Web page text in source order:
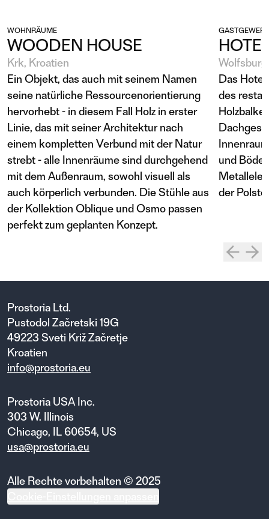
WOHNRÄUME
WOODEN HOUSE
Krk, Kroatien
Ein Objekt, das auch mit seinem Namen
seine natürliche Ressourcenorientierung
hervorhebt - in diesem Fall Holz in erster
Linie, das mit seiner Architektur nach
einem kompletten Verbund mit der Natur
strebt - alle Innenräume sind durchgehend
mit dem Außenraum, sowohl visuell als
auch körperlich verbunden. Die Stühle aus
der Kollektion Oblique und Osmo passen
perfekt zum geplanten Konzept.
Das
des
und
der
Prostoria Ltd.
Pustodol Začretski 19G
49223 Sveti Križ Začretje
Kroatien
info@prostoria.eu
Prostoria USA Inc.
303 W. Illinois
Chicago, IL 60654, US
usa@prostoria.eu
Alle Rechte vorbehalten © 2025